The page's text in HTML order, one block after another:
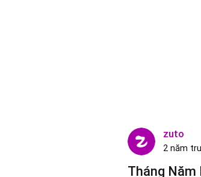
zuto
2 năm
Tháng Năm